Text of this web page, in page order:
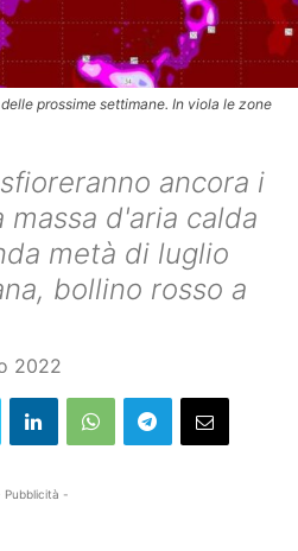
prossime settimane. In viola le zone
ancora i
d'aria calda
metà di luglio
bollino rosso a
2022
Pubblicità -